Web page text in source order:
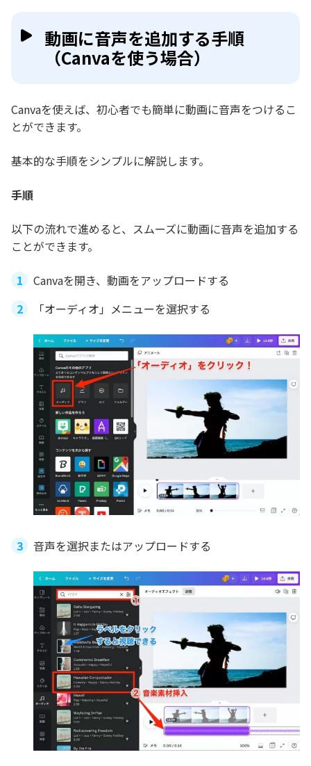
動画に音声を追加する手順
（Canvaを使う場合）
Canvaを使えば、初心者でも簡単に動画に音声をつけるこ
とができます。
基本的な手順をシンプルに解説します。
手順
以下の流れで進めると、スムーズに動画に音声を追加する
ことができます。
Canvaを開き、動画をアップロードする
「オーディオ」メニューを選択する
音声を選択またはアップロードする